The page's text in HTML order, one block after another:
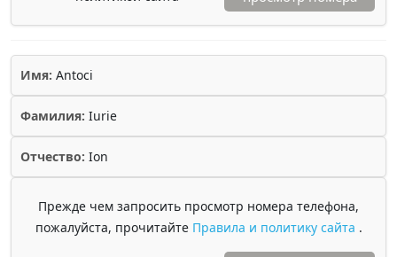
Имя: Antoci
Фамилия: Iurie
Отчество: Ion
Прежде чем запросить просмотр номера телефона,
пожалуйста, прочитайте Правила и политику сайта .